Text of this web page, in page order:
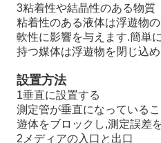
3粘着性や結晶性のある物質
粘着性のある液体は浮遊物
軟性に影響を与えます.簡単
持つ媒体は浮遊物を閉じ込
設置方法
1垂直に設置する
測定管が垂直になっている
遊体をブロックし,測定誤差
2メディアの入口と出口